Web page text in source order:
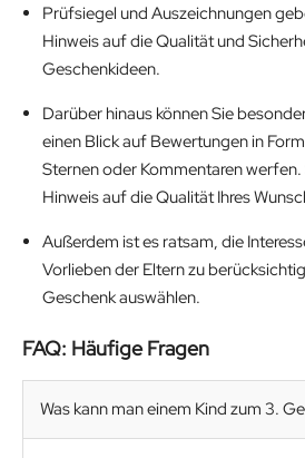
Prüfsiegel und Auszeichnungen
Hinweis auf die Qualität und
Geschenkideen.
Darüber hinaus können Sie
einen Blick auf Bewertungen in
Sternen oder Kommentaren
Hinweis auf die Qualität Ihres
Außerdem ist es ratsam, die
Vorlieben der Eltern zu
Geschenk auswählen.
FAQ: Häufige Fragen
Was kann man einem Kind zum 3.